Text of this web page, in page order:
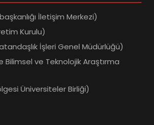
İletişim Merkezi)
Kurulu)
İşleri Genel Müdürlüğü)
Bilimsel ve Teknolojik Araştırma
Üniversiteler Birliği)